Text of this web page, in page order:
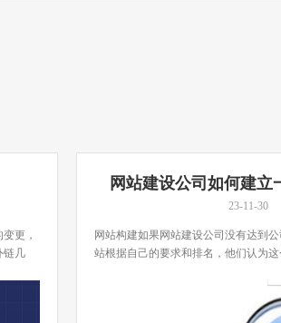
更，
链几
网站建设公司如何建立
23-11-30
网站构建如果网站建设公司没有达到
站根据自己的要求和排名，他们认为